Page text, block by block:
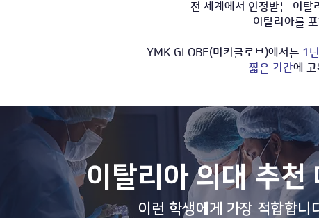
전 세계에서 인정받는 이탈
이탈리아를
YMK GLOBE(미키글로브)에서는 1
짧은 기간에 고
이탈리아 의대 추천
이런 학생에게 가장 적합합니